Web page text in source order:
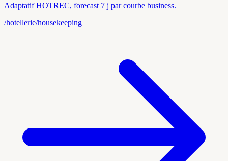
Adaptatif HOTREC, forecast 7 j par courbe business.
/hotellerie/housekeeping